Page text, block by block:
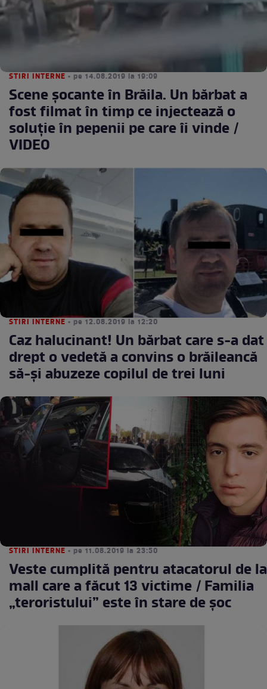
STIRI INTERNE • pe 14.08.2019 la 19:09
Scene şocante în Brăila. Un bărbat a
fost filmat în timp ce injectează o
soluţie în pepenii pe care îi vinde /
VIDEO
STIRI INTERNE • pe 12.08.2019 la 12:20
Caz halucinant! Un bărbat care s-a dat
drept o vedetă a convins o brăileancă
să-şi abuzeze copilul de trei luni
STIRI INTERNE • pe 11.08.2019 la 23:50
Veste cumplită pentru atacatorul de la
mall care a făcut 13 victime / Familia
„teroristului” este în stare de şoc